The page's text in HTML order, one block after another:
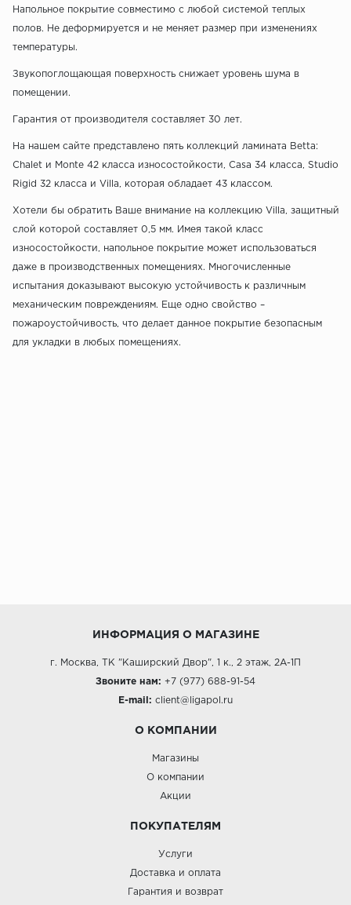
Напольное покрытие совместимо с любой системой теплых
полов. Не деформируется и не меняет размер при изменениях
температуры.
Звукопоглощающая поверхность снижает уровень шума в
помещении.
Гарантия от производителя составляет 30 лет.
На нашем сайте представлено пять коллекций ламината Betta:
Chalet и Monte 42 класса износостойкости, Casa 34 класса, Studio
Rigid 32 класса и Villa, которая обладает 43 классом.
Хотели бы обратить Ваше внимание на коллекцию Villa, защитный
слой которой составляет 0,5 мм. Имея такой класс
износостойкости, напольное покрытие может использоваться
даже в производственных помещениях. Многочисленные
испытания доказывают высокую устойчивость к различным
механическим повреждениям. Еще одно свойство –
пожароустойчивость, что делает данное покрытие безопасным
для укладки в любых помещениях.
ИНФОРМАЦИЯ О МАГАЗИНЕ
г. Москва, ТК "Каширский Двор", 1 к., 2 этаж, 2А-1П
Звоните нам: +7 (977) 688-91-54
E-mail: client@ligapol.ru
О КОМПАНИИ
Магазины
О компании
Акции
ПОКУПАТЕЛЯМ
Услуги
Доставка и оплата
Гарантия и возврат